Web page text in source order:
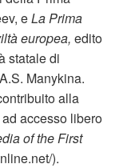
eLa Prima
europea,edito
statale di
Manykina.
alla
accesso libero
of the First
).